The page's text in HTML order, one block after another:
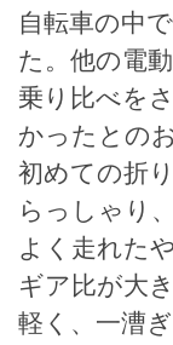
自転車の中
た。他の電
乗り比べを
かったとの
初めての折
らっしゃり
よく走れた
ギア比が大
軽く、一漕